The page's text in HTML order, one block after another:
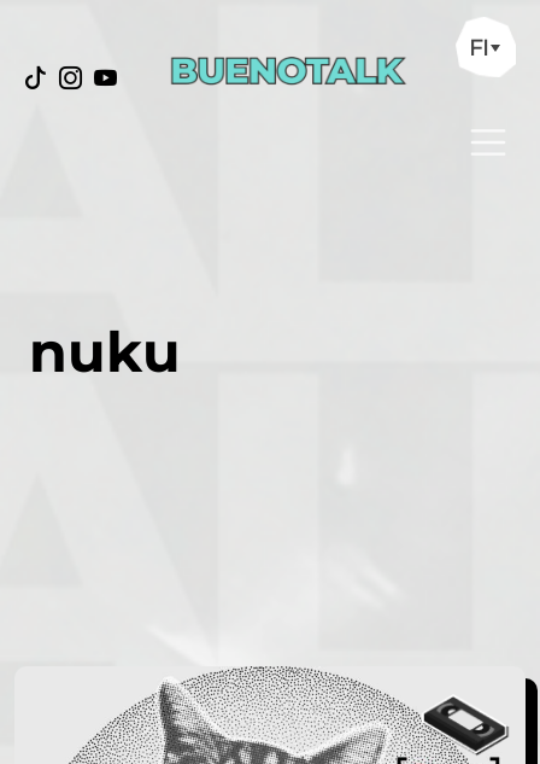
FI
nuku